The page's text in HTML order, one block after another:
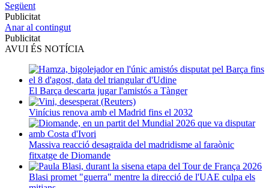
Següent
Publicitat
Anar al contingut
Publicitat
AVUI ÉS NOTÍCIA
El Barça descarta jugar l'amistós a Tànger
Vinícius renova amb el Madrid fins el 2032
Massiva reacció desagraïda del madridisme al faraònic
fitxatge de Diomande
Blasi promet "guerra" mentre la direcció de l'UAE culpa els